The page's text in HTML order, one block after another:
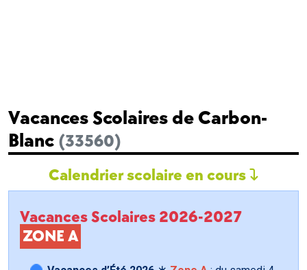
Vacances Scolaires de Carbon-
Blanc (33560)
Calendrier scolaire en cours
Vacances Scolaires 2026-2027
ZONE A